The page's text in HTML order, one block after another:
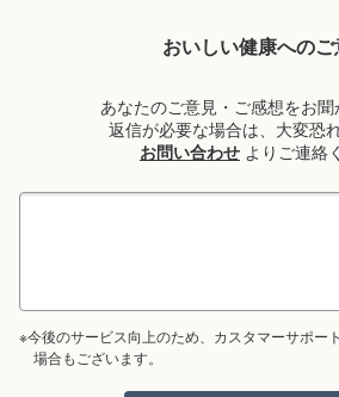
おいしい健康への
あなたのご意見・ご感想をお
返信が必要な場合は、大変恐
お問い合わせ よりご連絡
※今後のサービス向上のため、カスタマーサポー
場合もございます。